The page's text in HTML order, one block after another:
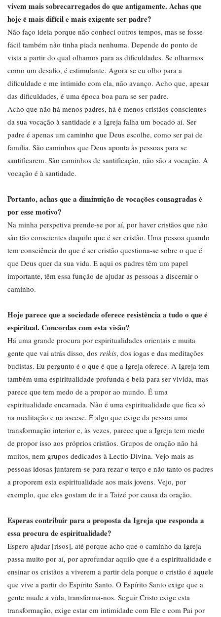
vivem mais sobrecarregados do que antigamente. Achas que
hoje é mais difícil e mais exigente ser padre?
Não faço ideia porque não conheci outros tempos, mas se fosse
fácil também não tinha piada nenhuma. Depende do ponto de
vista a partir do qual olhamos para as dificuldades. Se olharmos
como um desafio, é estimulante. Agora se eu olho para a
dificuldade e me intimido com ela, não avanço. Acho que, apesar
das dificuldades, é uma época boa para se ser padre.
Acho que não há menos padres, há é menos cristãos conscientes
da sua vocação à santidade e a Igreja falha um bocado aí. Ser
padre é apenas um caminho que Deus escolhe, como ser pai de
família. São caminhos que Deus aponta às pessoas para se
santificarem. São caminhos de santificação, não são a vocação. A
vocação é à santidade.
Portanto, achas que a diminuição de vocações consagradas é
por esse motivo?
Na minha perspetiva prende-se por aí, por haver cristãos que não
são tão conscientes daquilo que é ser cristão. Uma pessoa quando
tem consciência do que é ser cristão questiona-se sobre o que é
que Deus quer da sua vida. E aqui os padres têm um papel
importante, têm essa função de ajudar as pessoas a discernir o
caminho.
Hoje parece que a sociedade oferece resistência a tudo o que é
espiritual. Concordas com esta visão?
Há uma grande procura por espiritualidades orientais e muita
gente que vai atrás disso, dos reikis, dos iogas e das meditações
budistas. Eu pergunto é o que é que a Igreja oferece. A Igreja tem
também uma espiritualidade profunda e bela para ser vivida, mas
parece que tem medo de a propor ao mundo. É uma
espiritualidade encarnada. Não é uma espiritualidade que fica só
na meditação e na ascese. É algo que exige da pessoa uma
transformação interior e, às vezes, parece que a Igreja tem medo
de propor isso aos próprios cristãos. Grupos de oração não há
muitos, nem grupos dedicados à Lectio Divina. Vejo mais as
pessoas idosas juntarem-se para rezar o terço e não tanto os padres
a proporem esta espiritualidade aos mais jovens. Vejo, por
exemplo, que eles gostam de ir a Taizé por causa da oração.
Esperas contribuir para a proposta da Igreja que responda a
essa procura de espiritualidade?
Espero ajudar [risos], até porque acho que o caminho da Igreja
passa muito por aí, por aprofundar aquilo que é a espiritualidade e
ensinar os cristãos a viverem a partir dela porque o cristão é aquele
que vive a partir do Espírito Santo. O Espírito Santo exige que a
gente mude a vida, transforma-nos. Seguir Cristo exige esta
transformação, exige estar em intimidade com Ele e com Pai por